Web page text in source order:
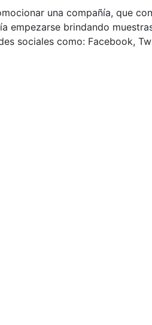
una compañía, que
empezarse brindando
sociales como: Facebook,